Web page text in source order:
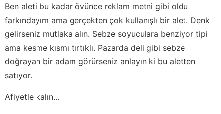
Ben aleti bu kadar övünce reklam metni gibi oldu
farkındayım ama gerçekten çok kullanışlı bir alet. Denk
gelirseniz mutlaka alın. Sebze soyuculara benziyor tipi
ama kesme kısmı tırtıklı. Pazarda deli gibi sebze
doğrayan bir adam görürseniz anlayın ki bu aletten
satıyor.
Afiyetle kalın...